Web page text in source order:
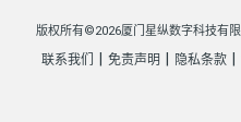
版权所有©2026厦门星纵数字科技有
联系我们 免责声明 隐私条款